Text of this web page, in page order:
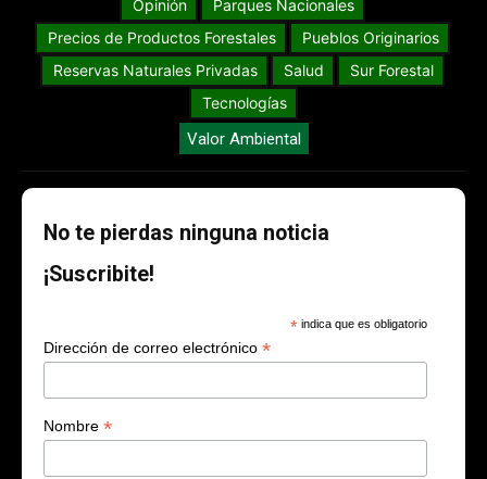
Opinión
Parques Nacionales
Precios de Productos Forestales
Pueblos Originarios
Reservas Naturales Privadas
Salud
Sur Forestal
Tecnologías
Valor Ambiental
No te pierdas ninguna noticia
¡Suscribite!
* indica que es obligatorio
Dirección de correo electrónico *
Nombre *